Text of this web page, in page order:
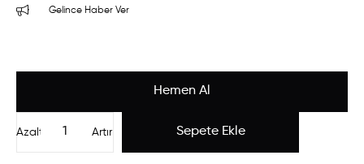
Gelince Haber Ver
Artır
Azalt